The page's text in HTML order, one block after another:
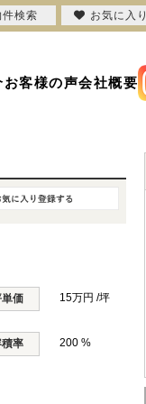
お客様の声会社概要
価 15万円 /坪
率 200 %
件検索 お気に入り